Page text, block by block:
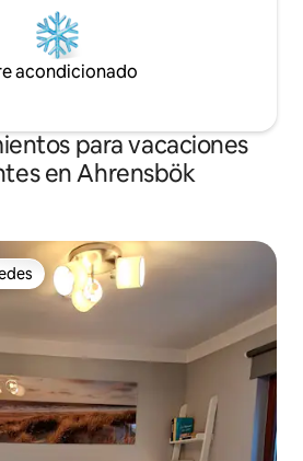
acondicionado
para vacaciones
en Ahrensbök